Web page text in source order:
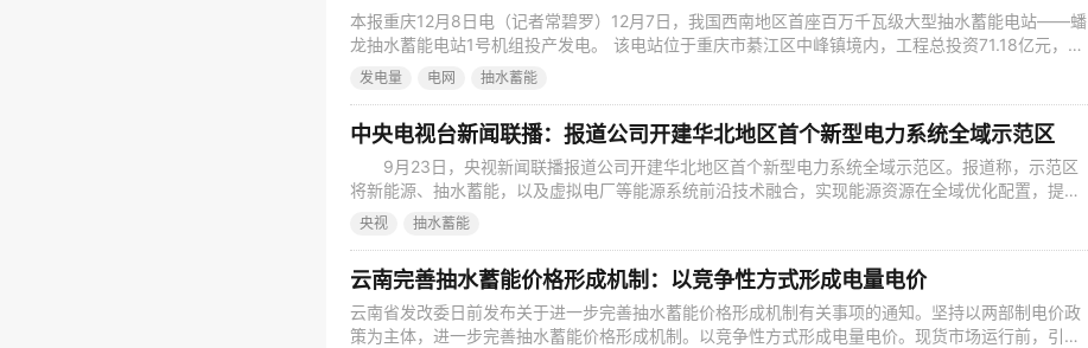
本报重庆12月8日电（记者常碧罗）12月7日，我国西南地区首座百万千瓦级大型抽水蓄能电站——蟠
龙抽水蓄能电站1号机组投产发电。 该电站位于重庆市綦江区中峰镇境内，工程总投资71.18亿元，由
上水库、下水库、输水系统、地下厂房和地面开关站等部分组成，安装4台单机容量30万千瓦的可逆
发电量 电网 抽水蓄能
中央电视台新闻联播：报道公司开建华北地区首个新型电力系统全域示范区
9月23日，央视新闻联播报道公司开建华北地区首个新型电力系统全域示范区。报道称，示范区
将新能源、抽水蓄能，以及虚拟电厂等能源系统前沿技术融合，实现能源资源在全域优化配置，提升
全社会综合用能效率。
央视 抽水蓄能
云南完善抽水蓄能价格形成机制：以竞争性方式形成电量电价
云南省发改委日前发布关于进一步完善抽水蓄能价格形成机制有关事项的通知。坚持以两部制电价政
策为主体，进一步完善抽水蓄能价格形成机制。以竞争性方式形成电量电价。现货市场运行前，引入